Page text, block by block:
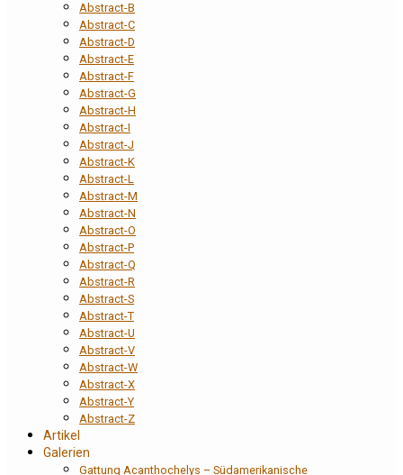
Abstract-B
Abstract-C
Abstract-D
Abstract-E
Abstract-F
Abstract-G
Abstract-H
Abstract-I
Abstract-J
Abstract-K
Abstract-L
Abstract-M
Abstract-N
Abstract-O
Abstract-P
Abstract-Q
Abstract-R
Abstract-S
Abstract-T
Abstract-U
Abstract-V
Abstract-W
Abstract-X
Abstract-Y
Abstract-Z
Artikel
Galerien
Gattung Acanthochelys – Südamerikanische